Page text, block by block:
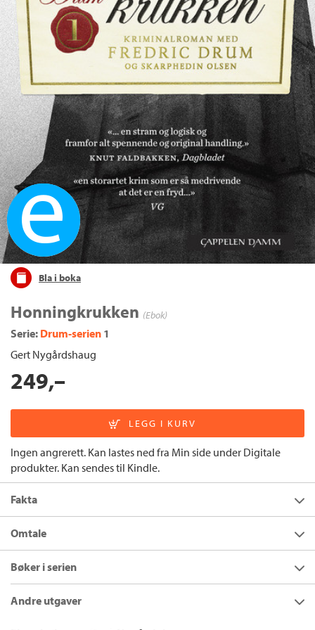
Ebok
Bla i boka
Honningkrukken (Ebok)
Serie: Drum-serien 1
Gert Nygårdshaug
249,–
Ingen angrerett. Kan lastes ned fra Min side under Digitale
produkter. Kan sendes til Kindle.
Fakta
Forfatter:
Innbinding:
Utgivelsesår: 2011
Omtale
anerkjent og kritikerrost forfatterskap bak seg.
Honningkrukkener den første boken i krimserien om
gastronomen og hobbyarkeologen Fredric Drum og
Bøker i serien
Andre utgaver